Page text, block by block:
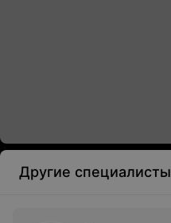
Другие специалисты